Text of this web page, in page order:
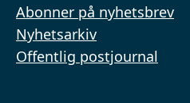
Abonner på nyhetsbrev
Nyhetsarkiv
Offentlig postjournal